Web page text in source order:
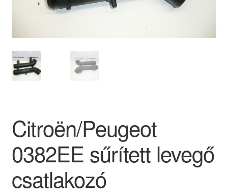
Pénztár
Saját fiókom
Szekér
Citroën/Peugeot
0382EE sűrített levegő
csatlakozó